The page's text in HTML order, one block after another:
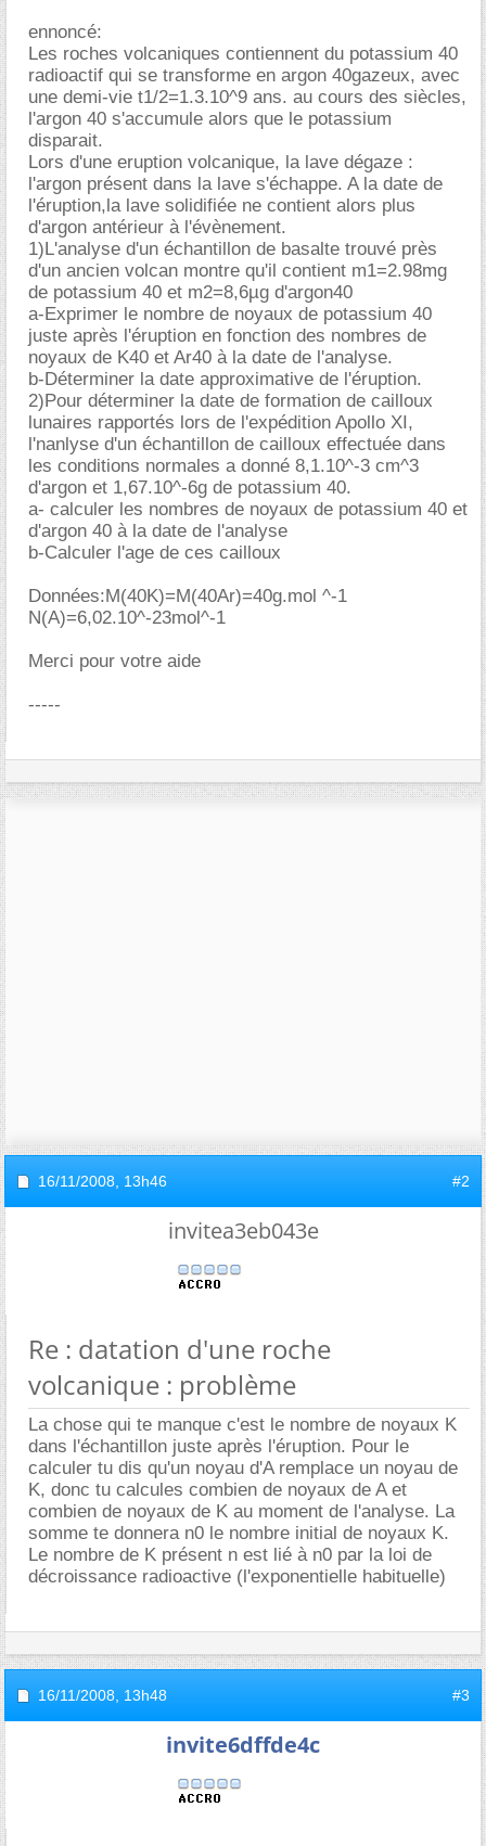
ennoncé:
Les roches volcaniques contiennent du potassium 40
radioactif qui se transforme en argon 40gazeux, avec
une demi-vie t1/2=1.3.10^9 ans. au cours des siècles,
l'argon 40 s'accumule alors que le potassium
disparait.
Lors d'une eruption volcanique, la lave dégaze :
l'argon présent dans la lave s'échappe. A la date de
l'éruption,la lave solidifiée ne contient alors plus
d'argon antérieur à l'évènement.
1)L'analyse d'un échantillon de basalte trouvé près
d'un ancien volcan montre qu'il contient m1=2.98mg
de potassium 40 et m2=8,6µg d'argon40
a-Exprimer le nombre de noyaux de potassium 40
juste après l'éruption en fonction des nombres de
noyaux de K40 et Ar40 à la date de l'analyse.
b-Déterminer la date approximative de l'éruption.
2)Pour déterminer la date de formation de cailloux
lunaires rapportés lors de l'expédition Apollo XI,
l'nanlyse d'un échantillon de cailloux effectuée dans
les conditions normales a donné 8,1.10^-3 cm^3
d'argon et 1,67.10^-6g de potassium 40.
a- calculer les nombres de noyaux de potassium 40 et
d'argon 40 à la date de l'analyse
b-Calculer l'age de ces cailloux
Données:M(40K)=M(40Ar)=40g.mol ^-1
N(A)=6,02.10^-23mol^-1
Merci pour votre aide
-----
16/11/2008, 13h46 #2
invitea3eb043e
Re : datation d'une roche
volcanique : problème
La chose qui te manque c'est le nombre de noyaux K
dans l'échantillon juste après l'éruption. Pour le
calculer tu dis qu'un noyau d'A remplace un noyau de
K, donc tu calcules combien de noyaux de A et
combien de noyaux de K au moment de l'analyse. La
somme te donnera n0 le nombre initial de noyaux K.
Le nombre de K présent n est lié à n0 par la loi de
décroissance radioactive (l'exponentielle habituelle)
16/11/2008, 13h48 #3
invite6dffde4c